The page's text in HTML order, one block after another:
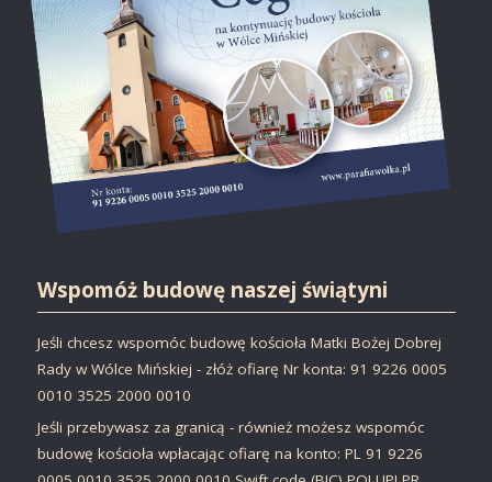
Wspomóż budowę naszej świątyni
Jeśli chcesz wspomóc budowę kościoła Matki Bożej Dobrej
Rady w Wólce Mińskiej - złóż ofiarę Nr konta: 91 9226 0005
0010 3525 2000 0010
Jeśli przebywasz za granicą - również możesz wspomóc
budowę kościoła wpłacając ofiarę na konto: PL 91 9226